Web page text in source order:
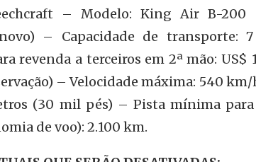
– Modelo: King Air B-
– Capacidade de transporte:
revenda a terceiros em 2ª mão: US$
– Velocidade máxima: 540
(30 mil pés) – Pista mínima
de voo): 2.100 km.